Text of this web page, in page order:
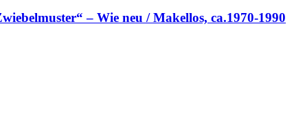
– Wie neu / Makellos, ca.1970-1990